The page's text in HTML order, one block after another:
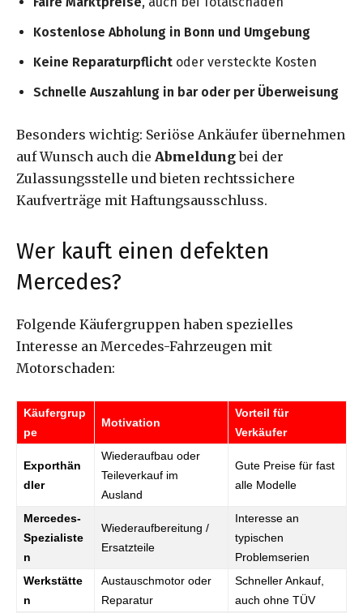
Kostenlose Abholung in Bonn und Umgebung
Keine Reparaturpflicht oder versteckte Kosten
Schnelle Auszahlung in bar oder per Überweisung
Besonders wichtig: Seriöse Ankäufer übernehmen
auf Wunsch auch die Abmeldungbei der
Zulassungsstelle und bieten rechtssichere
Kaufverträge mit Haftungsausschluss.
Wer kauft einen defekten
Mercedes?
Folgende Käufergruppen haben spezielles
Interesse an Mercedes-Fahrzeugen mit
Motorschaden:
Käufergrup
pe
Motivation
Vorteil für
Verkäufer
Exporthän
dler
Wiederaufbau oder
Teileverkauf im
Ausland
Gute Preise für fast
alle Modelle
Mercedes-
Spezialiste
n
Wiederaufbereitung /
Ersatzteile
Interesse an
typischen
Problemserien
Werkstätte
n
Austauschmotor oder
Reparatur
Schneller Ankauf,
auch ohne TÜV